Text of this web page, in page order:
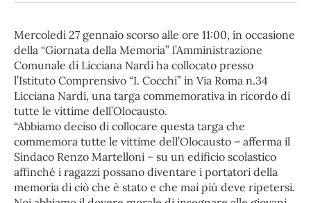
Mercoledì 27 gennaio scorso alle ore 11:00, in occasione
della “Giornata della Memoria” l’Amministrazione
Comunale di Licciana Nardi ha collocato presso
l’Istituto Comprensivo “I. Cocchi” in Via Roma n.34
Licciana Nardi, una targa commemorativa in ricordo di
tutte le vittime dell’Olocausto.
“Abbiamo deciso di collocare questa targa che
commemora tutte le vittime dell’Olocausto – afferma il
Sindaco Renzo Martelloni – su un edificio scolastico
affinché i ragazzi possano diventare i portatori della
memoria di ciò che è stato e che mai più deve ripetersi.